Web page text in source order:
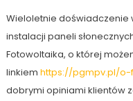
Wieloletnie doświadczenie
instalacji paneli
Fotowoltaika, o której
linkiem https://pgmpv.pl/
dobrymi opiniami klientów